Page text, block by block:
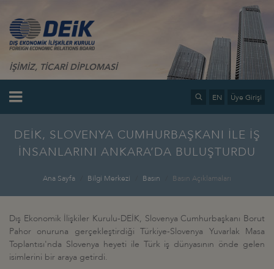
İŞİMİZ, TİCARİ DİPLOMASİ
EN Üye Girişi
DEİK, SLOVENYA CUMHURBAŞKANI İLE İŞ
İNSANLARINI ANKARA’DA BULUŞTURDU
Ana Sayfa Bilgi Merkezi Basın Basın Açıklamaları
Dış Ekonomik İlişkiler Kurulu-DEİK, Slovenya Cumhurbaşkanı Borut
Pahor onuruna gerçekleştirdiği Türkiye-Slovenya Yuvarlak Masa
Toplantısı'nda Slovenya heyeti ile Türk iş dünyasının önde gelen
isimlerini bir araya getirdi.